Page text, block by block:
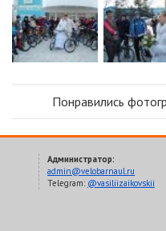
Понравились
Администратор:
admin@velobarnaul.ru
Telegram: @vasiliizaikovskii